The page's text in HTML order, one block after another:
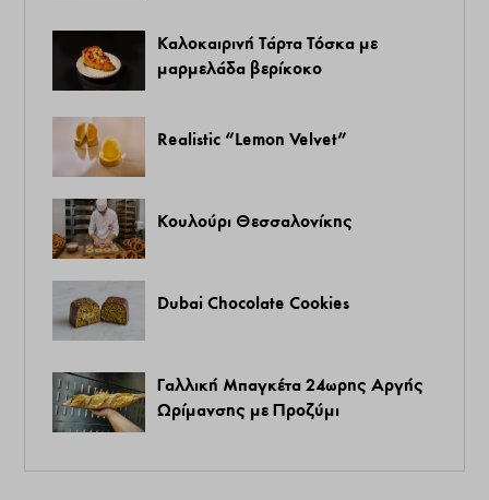
Καλοκαιρινή Τάρτα Τόσκα με
μαρμελάδα βερίκοκο
Realistic “Lemon Velvet”
Κουλούρι Θεσσαλονίκης
Dubai Chocolate Cookies
Γαλλική Μπαγκέτα 24ωρης Αργής
Ωρίμανσης με Προζύμι